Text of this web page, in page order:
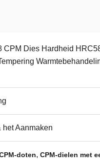
CPM Dies Hardheid
het Aanmaken
doten, CPM-dielen met